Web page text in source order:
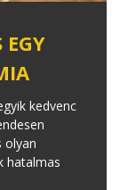
EGY
kedvenc
olyan
hatalmas